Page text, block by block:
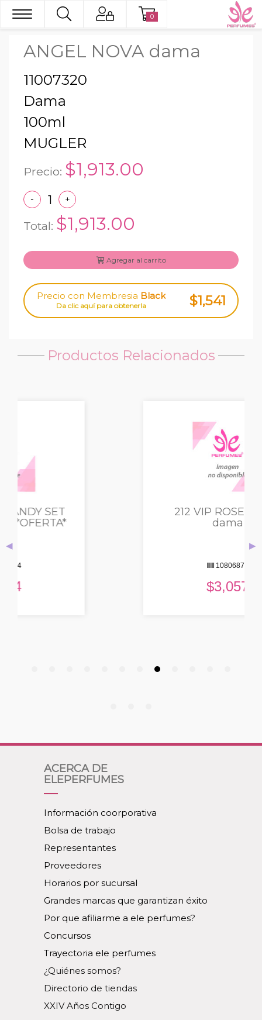
0
ANGEL NOVA dama
11007320
Dama
100ml
MUGLER
Precio: $1,913.00
- +
Total: $1,913.00
Agregar al carrito
Precio con Membresia Black
Da clic aquí para obtenerla $1,541
Productos Relacionados
212 VIP ROSE ELIXIR
◀ ▶
ACERCA DE
ELEPERFUMES
Información coorporativa
Bolsa de trabajo
Representantes
Proveedores
Horarios por sucursal
Grandes marcas que garantizan éxito
Por que afiliarme a ele perfumes?
Concursos
Trayectoria ele perfumes
¿Quiénes somos?
Directorio de tiendas
XXIV Años Contigo